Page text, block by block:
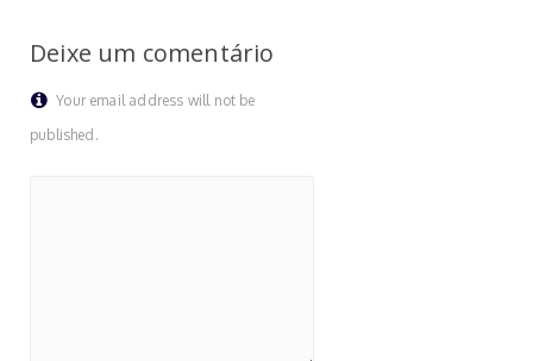
Deixe um comentário
Your email address will not be
published.